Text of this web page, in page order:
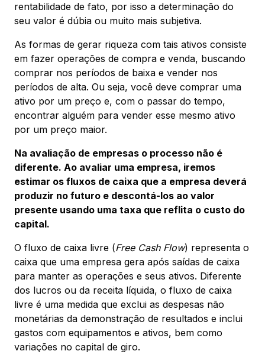
rentabilidade de fato, por isso a determinação do
seu valor é dúbia ou muito mais subjetiva.
As formas de gerar riqueza com tais ativos consiste
em fazer operações de compra e venda, buscando
comprar nos períodos de baixa e vender nos
períodos de alta. Ou seja, você deve comprar uma
ativo por um preço e, com o passar do tempo,
encontrar alguém para vender esse mesmo ativo
por um preço maior.
Na avaliação de empresas o processo não é
diferente. Ao avaliar uma empresa, iremos
estimar os fluxos de caixa que a empresa deverá
produzir no futuro e descontá-los ao valor
presente usando uma taxa que reflita o custo do
capital.
O fluxo de caixa livre (Free Cash Flow) representa o
caixa que uma empresa gera após saídas de caixa
para manter as operações e seus ativos. Diferente
dos lucros ou da receita líquida, o fluxo de caixa
livre é uma medida que exclui as despesas não
monetárias da demonstração de resultados e inclui
gastos com equipamentos e ativos, bem como
variações no capital de giro.